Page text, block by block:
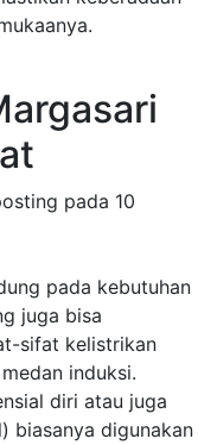
pada 10
pada kebutuhan
juga bisa
sifat kelistrikan
induksi.
diri atau juga
biasanya digunakan